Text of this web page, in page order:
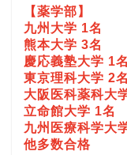
【薬学部】
九州大学 1名
熊本大学 3名
慶応義塾大学 1名
東京理科大学 2名
大阪医科薬科大
立命館大学 1名
九州医療科学大
他多数合格